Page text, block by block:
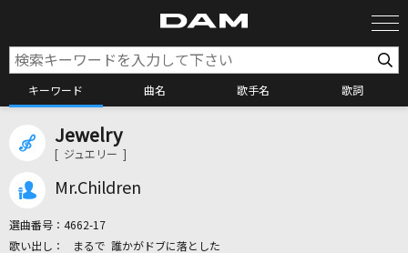
キーワード 曲名 歌手名 歌詞
Jewelry
[ ジュエリー ]
Mr.Children
選曲番号： 4662-17
まるで 誰かがドブに落とした